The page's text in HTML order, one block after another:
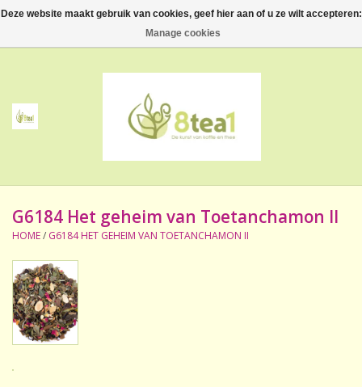
0 Artikelen - €--,--
Thee
Accessoires
NIEUW! Verpakte thee
BeppeDeli en 8tea1
Contact
G6184 Het geheim van Toetanchamon II
HOME/ G6184 HET GEHEIM VAN TOETANCHAMON II
Deze website maakt gebruik van cookies, geef hier aan of u ze wilt accepteren:
Manage cookies